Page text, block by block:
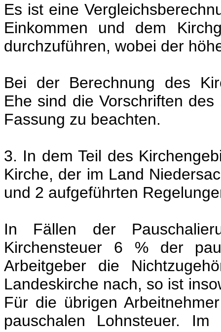
Es ist eine
Einkommen und dem
durchzuführen, wobei der
Bei der Berechnung des
Ehe sind die Vorschriften
Fassung zu beachten.
3. In dem Teil des
Kirche, der im Land
und 2 aufgeführten
In Fällen der
Kirchensteuer 6 % der
Arbeitgeber die
Landeskirche nach, so ist
Für die übrigen
pauschalen Lohnsteuer.